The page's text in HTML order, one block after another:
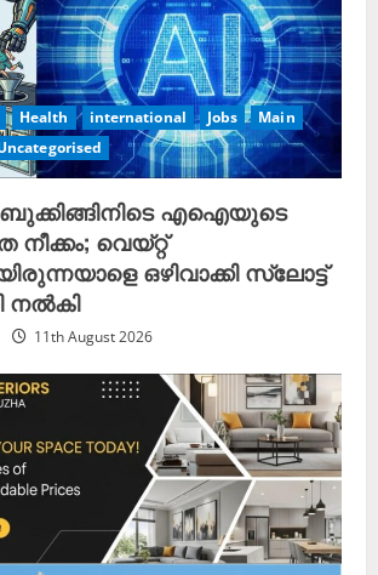
Health international Jobs
Main
ബുക്കിങ്ങിനിടെ എഐയുടെ
നീക്കം; വെയ്റ്റ്
ഒഴിവാക്കി സ്ലോട്ട്
നൽകി
11th August 2026